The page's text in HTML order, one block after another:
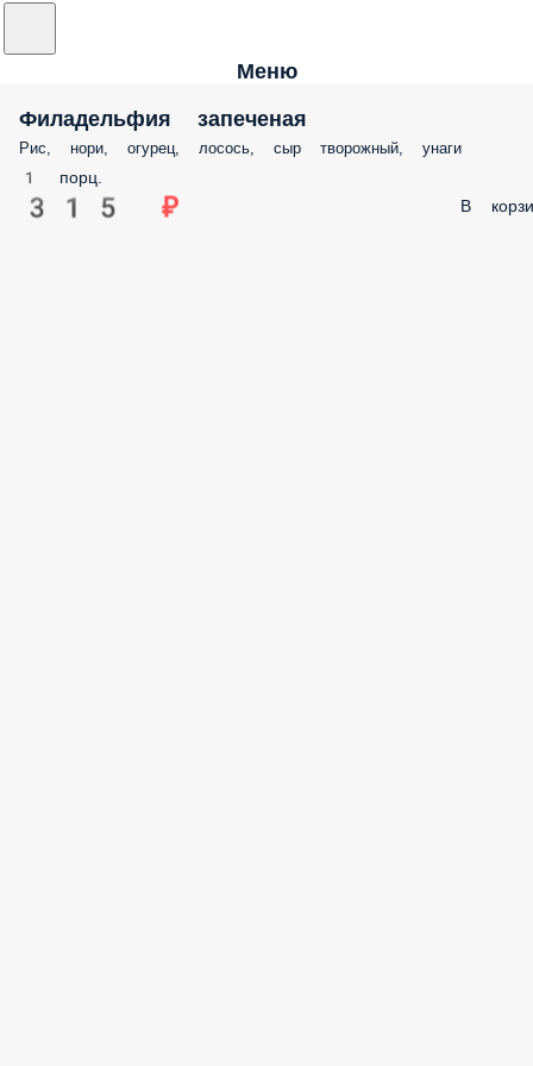
Меню
Филадельфия запеченая
Рис, нори, огурец, лосось, сыр творожный, унаги
1 порц.
315 ₽ В